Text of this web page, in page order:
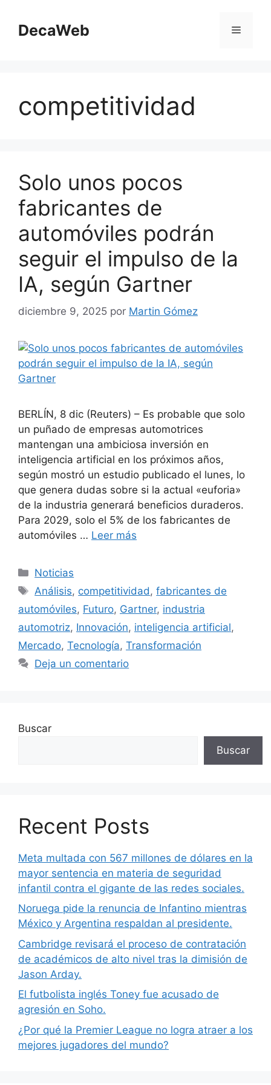
contenido
DecaWeb Menú
competitividad
Solo unos pocos
fabricantes de
automóviles podrán
seguir el impulso de la
IA, según Gartner
diciembre 9, 2025 por Martin Gómez
BERLÍN, 8 dic (Reuters) – Es probable que solo
un puñado de empresas automotrices
mantengan una ambiciosa inversión en
inteligencia artificial en los próximos años,
según mostró un estudio publicado el lunes, lo
que genera dudas sobre si la actual «euforia»
de la industria generará beneficios duraderos.
Para 2029, solo el 5% de los fabricantes de
automóviles … Leer más
Categorías
Noticias
Etiquetas
Análisis, competitividad ,fabricantes de
automóviles, Futuro, Gartner, industria
automotriz, Innovación, inteligencia artificial,
Mercado, Tecnología, Transformación
Deja un comentario
Buscar
Buscar
Recent Posts
Meta multada con 567 millones de dólares en la
mayor sentencia en materia de seguridad
infantil contra el gigante de las redes sociales.
Noruega pide la renuncia de Infantino mientras
México y Argentina respaldan al presidente.
Cambridge revisará el proceso de contratación
de académicos de alto nivel tras la dimisión de
Jason Arday.
El futbolista inglés Toney fue acusado de
agresión en Soho.
¿Por qué la Premier League no logra atraer a los
mejores jugadores del mundo?